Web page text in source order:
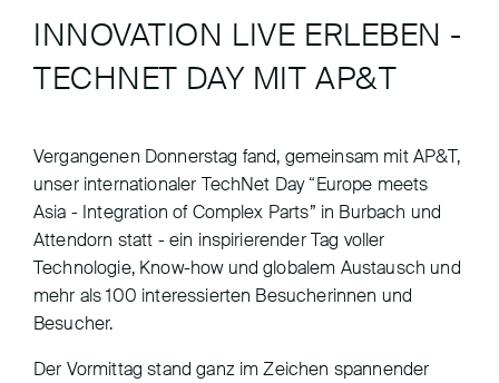
INNOVATION LIVE ERLEBEN -
TECHNET DAY MIT AP&T
Vergangenen Donnerstag fand, gemeinsam mit AP&T,
unser internationaler TechNet Day “Europe meets
Asia - Integration of Complex Parts” in Burbach und
Attendorn statt - ein inspirierender Tag voller
Technologie, Know-how und globalem Austausch und
mehr als 100 interessierten Besucherinnen und
Besucher.
Der Vormittag stand ganz im Zeichen spannender